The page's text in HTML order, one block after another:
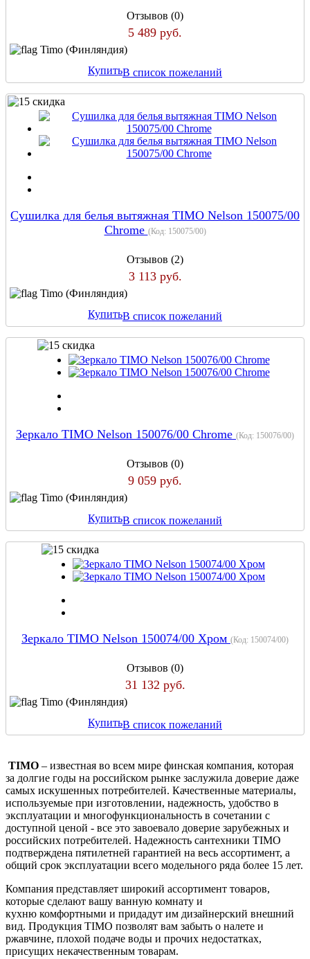
Отзывов (0)
5 489 руб.
Timo (Финляндия)
КупитьВ список пожеланий
Сушилка для белья вытяжная TIMO Nelson 150075/00
Chrome (Код: 150075/00)
Отзывов (2)
3 113 руб.
Timo (Финляндия)
КупитьВ список пожеланий
Зеркало TIMO Nelson 150076/00 Chrome (Код: 150076/00)
Отзывов (0)
9 059 руб.
Timo (Финляндия)
КупитьВ список пожеланий
Зеркало TIMO Nelson 150074/00 Хром (Код: 150074/00)
Отзывов (0)
31 132 руб.
Timo (Финляндия)
КупитьВ список пожеланий
TIMO – известная во всем мире финская компания, которая
за долгие годы на российском рынке заслужила доверие даже
самых искушенных потребителей. Качественные материалы,
используемые при изготовлении, надежность, удобство в
эксплуатации и многофункциональность в сочетании с
доступной ценой - все это завоевало доверие зарубежных и
российских потребителей. Надежность сантехники TIMO
подтверждена пятилетней гарантией на весь ассортимент, а
общий срок эксплуатации всего модельного ряда более 15 лет.
Компания представляет широкий ассортимент товаров,
которые сделают вашу ванную комнату и
кухню комфортными и придадут им дизайнерский внешний
вид. Продукция TIMO позволят вам забыть о налете и
ржавчине, плохой подаче воды и прочих недостатках,
присущих некачественным товарам.